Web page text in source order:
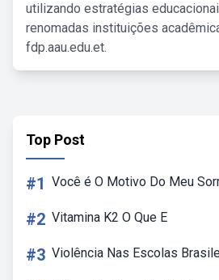
utilizando estratégias
renomadas instituições
fdp.aau.edu.et.
Top Post
#1 Você é O Motivo Do Meu
#2 Vitamina K2 O Que E
#3 Violência Nas Escolas